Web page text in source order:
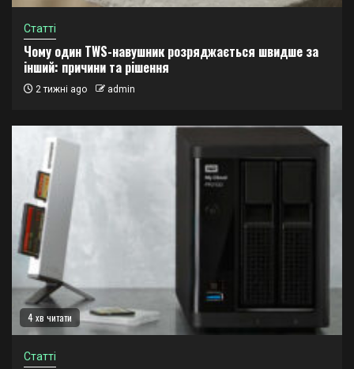
Статті
Чому один TWS-навушник розряджається швидше за
інший: причини та рішення
2 тижні ago admin
4 хв читати
Статті